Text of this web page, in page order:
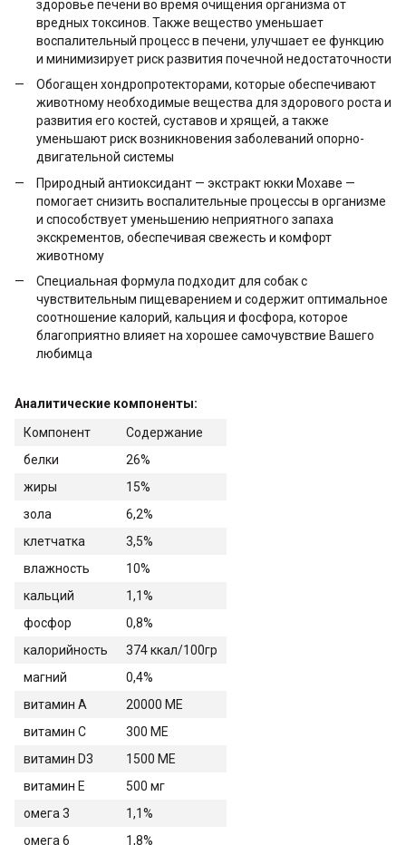
здоровье печени во время очищения организма от
вредных токсинов. Также вещество уменьшает
воспалительный процесс в печени, улучшает ее функцию
и минимизирует риск развития почечной недостаточности
Обогащен хондропротекторами, которые обеспечивают
животному необходимые вещества для здорового роста и
развития его костей, суставов и хрящей, а также
уменьшают риск возникновения заболеваний опорно-
двигательной системы
Природный антиоксидант — экстракт юкки Мохаве —
помогает снизить воспалительные процессы в организме
и способствует уменьшению неприятного запаха
экскрементов, обеспечивая свежесть и комфорт
животному
Специальная формула подходит для собак с
чувствительным пищеварением и содержит оптимальное
соотношение калорий, кальция и фосфора, которое
благоприятно влияет на хорошее самочувствие Вашего
любимца
Аналитические компоненты:
Компонент
Содержание
белки
26%
жиры
15%
зола
6,2%
клетчатка
3,5%
влажность
10%
кальций
1,1%
фосфор
0,8%
калорийность
374 ккал/100гр
магний
0,4%
витамин A
20000 ME
витамин C
300 ME
витамин D3
1500 ME
витамин E
500 мг
омега 3
1,1%
омега 6
1,8%